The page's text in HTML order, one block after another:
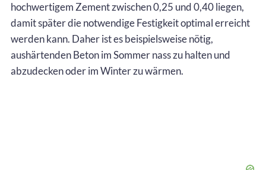
hochwertigem Zement zwischen 0,25 und 0,40 liegen,
damit später die notwendige Festigkeit optimal erreicht
werden kann. Daher ist es beispielsweise nötig,
aushärtenden Beton im Sommer nass zu halten und
abzudecken oder im Winter zu wärmen.